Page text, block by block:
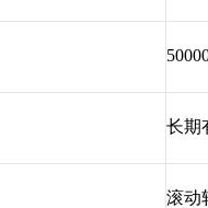
长期
滚动